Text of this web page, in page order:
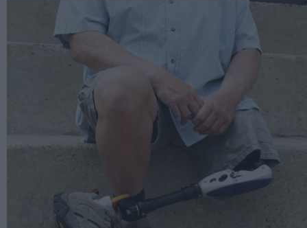
REKLĀMA
IZDEVNIECĪBA
PROJEKTI